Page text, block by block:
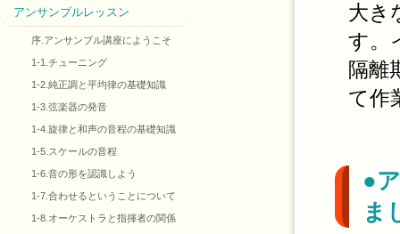
大き
す。
隔離
て作
●
ま
アンサンブルレッスン
序.アンサンブル講座にようこそ
1-1.チューニング
1-2.純正調と平均律の基礎知識
1-3.弦楽器の発音
1-4.旋律と和声の音程の基礎知識
1-5.スケールの音程
1-6.音の形を認識しよう
1-7.合わせるということについて
1-8.オーケストラと指揮者の関係